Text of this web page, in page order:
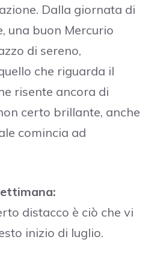
Dalla giornata di
una buon Mercurio
di sereno,
che riguarda il
risente ancora di
certo brillante, anche
comincia ad
distacco è ciò che vi
inizio di luglio.